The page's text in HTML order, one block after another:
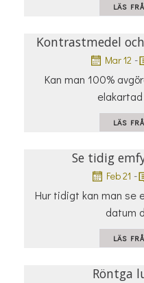
LÄS
Kontrastmedel
Mar 12 -
Kan man 100%
LÄS
Se tidig
Feb 21 -
Hur tidigt kan man se
datum
LÄS
Röntga